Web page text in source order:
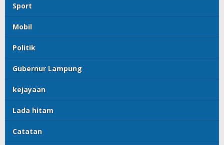
Sport
Mobil
Politik
Gubernur Lampung
kejayaan
Lada hitam
Catatan